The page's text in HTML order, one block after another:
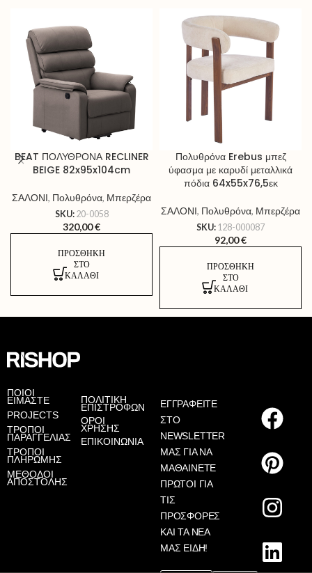
BEAT ΠΟΛΥΘΡΟΝΑ RECLINER
BEIGE 82x95x104cm
ΣΑΛΟΝΙ, Πολυθρόνα, Μπερζέρα
SKU: 20-0058
320,00€
ΠΡΟΣΘΉΚΗ
ΣΤΟ
ΚΑΛΆΘΙ
Πολυθρόνα Erebus μπεζ
ύφασμα με καρυδί μεταλλικά
πόδια 64x55x76,5εκ
ΣΑΛΟΝΙ, Πολυθρόνα, Μπερζέρα
SKU: 128-000087
92,00€
ΠΡΟΣΘΉΚΗ
ΣΤΟ
ΚΑΛΆΘΙ
ΠΟΙΟΙ
ΕΙΜΑΣΤΕ
PROJECTS
ΤΡΟΠΟΙ
ΠΑΡΑΓΓΕΛΙΑΣ
ΤΡΟΠΟΙ
ΠΛΗΡΩΜΗΣ
ΜΕΘΟΔΟΙ
ΑΠΟΣΤΟΛΗΣ
ΠΟΛΙΤΙΚΗ
ΕΠΙΣΤΡΟΦΩΝ
ΟΡΟΙ
ΧΡΗΣΗΣ
ΕΠΙΚΟΙΝΩΝΙΑ
ΕΓΓΡΑΦΕΙΤΕ
ΣΤΟ
NEWSLETTER
ΜΑΣ ΓΙΑ ΝΑ
ΜΑΘΑΙΝΕΤΕ
ΠΡΩΤΟΙ ΓΙΑ
ΤΙΣ
ΠΡΟΣΦΟΡΕΣ
ΚΑΙ ΤΑ ΝΕΑ
ΜΑΣ ΕΙΔΗ!